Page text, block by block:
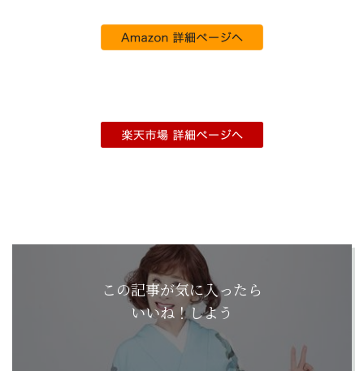
この記事が気に入ったら
いいね！しよう